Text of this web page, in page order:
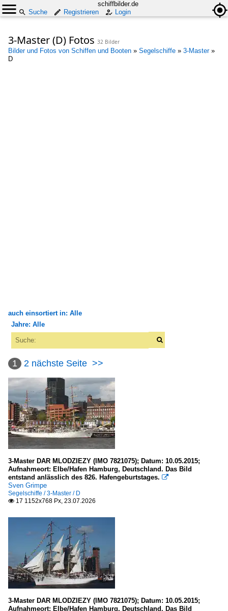
schiffbilder.de
Suche
Registrieren Login
3-Master (D) Fotos 32 Bilder
Bilder und Fotos von Schiffen und Booten » Segelschiffe » 3-Master»
D
auch einsortiert in: Alle
Alle Kategorien
Binnenschiffe
FGS - Fahrgastschiffe
D
Flüsse und Seen
Deutschland
Weser und Nebenflüsse
Kleinere Häfen
Peenemünde (M-V)
Meere, Seegebiete
Deutschland
Ostsee
Jahre: Alle
2007
2008
2009
2010
2010
2011
2012
2013
2015
2016
2020
2021
2024
2025
1 2 nächste Seite >>
3-Master DAR MLODZIEZY (IMO 7821075); Datum: 10.05.2015;
Aufnahmeort: Elbe/Hafen Hamburg, Deutschland. Das Bild
entstand anlässlich des 826. Hafengeburtstages. 
Sven Grimpe
Segelschiffe / 3-Master / D
 17 1152x768 Px, 23.07.2026
3-Master DAR MLODZIEZY (IMO 7821075); Datum: 10.05.2015;
Aufnahmeort: Elbe/Hafen Hamburg, Deutschland. Das Bild